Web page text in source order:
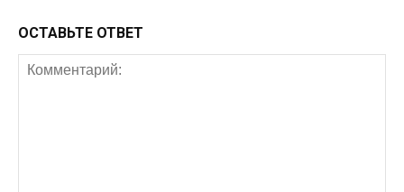
ОСТАВЬТЕ ОТВЕТ